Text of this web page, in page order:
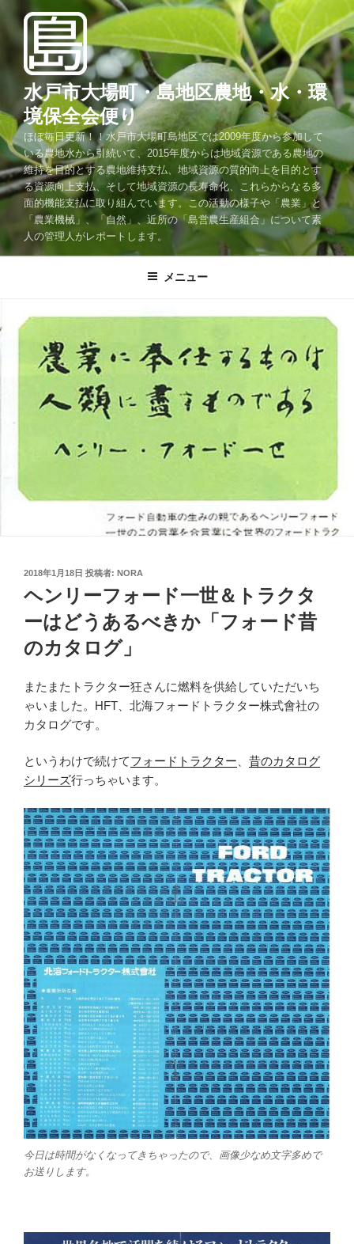
ス
キ
ッ
プ
水戸市大場町・島地区農地・水・環
境保全会便り
ほぼ毎日更新！！水戸市大場町島地区では2009年度から参加して
いる農地水から引続いて、2015年度からは地域資源である農地の
維持を目的とする農地維持支払、地域資源の質的向上を目的とす
る資源向上支払、そして地域資源の長寿命化、これらからなる多
面的機能支払に取り組んでいます。この活動の様子や「農業」と
「農業機械」、「自然」、近所の「島営農生産組合」について素
人の管理人がレポートします。
メニュー
投
日:
2018年1月18日 投稿者: NORA
ヘンリーフォード一世＆トラクタ
ーはどうあるべきか「フォード昔
のカタログ」
またまたトラクター狂さんに燃料を供給していただいち
ゃいました。HFT、北海フォードトラクター株式會社の
カタログです。
というわけで続けてフォードトラクター、 昔のカタログ
シリーズ行っちゃいます。
今日は時間がなくなってきちゃったので、画像少なめ文字多めで
お送りします。